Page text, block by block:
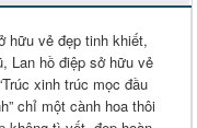
hữu vẻ đẹp tinh khiết,
Lan hồ điệp sở hữu vẻ
xinh trúc mọc đầu
chỉ một cành hoa thôi